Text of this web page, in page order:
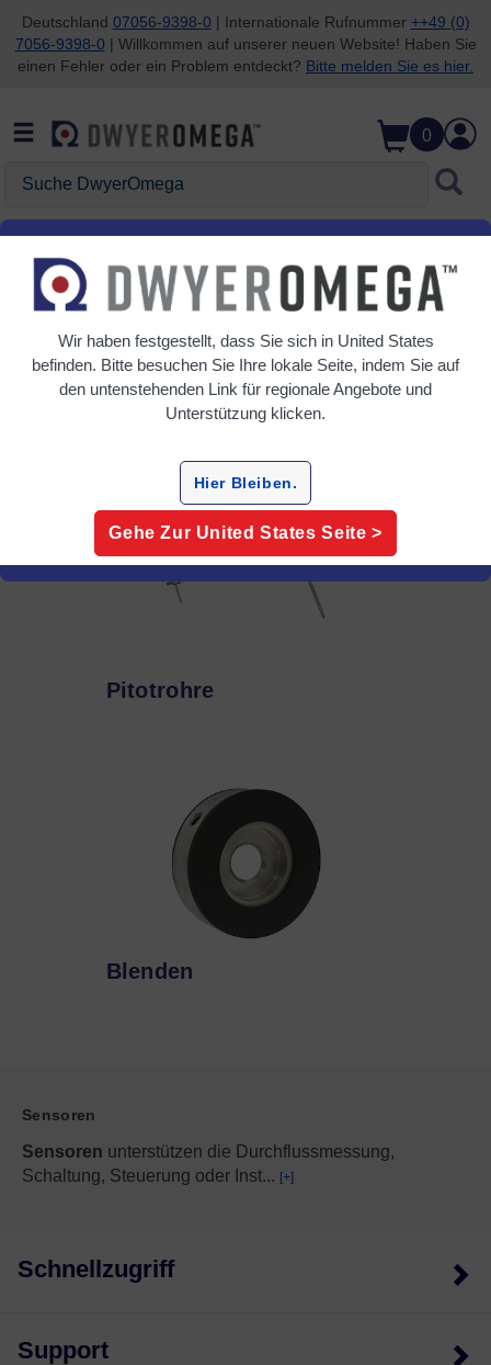
Zum Suchen überspringen
Zum Hauptinhalt überspringen
Zur Navigation überspringen
Deutschland 07056-9398-0 | Internationale Rufnummer ++49 (0)
7056-9398-0 | Willkommen auf unserer neuen Website! Haben Sie
einen Fehler oder ein Problem entdeckt? Bitte melden Sie es hier.
0
Startseite Durchfluss Sensoren
Sensoren
Pitotrohre
Blenden
Sensoren
Sensoren unterstützen die Durchflussmessung,
Schaltung, Steuerung oder Inst... [+]
Schnellzugriff
Support
Wir haben festgestellt, dass Sie sich in United States
befinden. Bitte besuchen Sie Ihre lokale Seite, indem Sie auf
den untenstehenden Link für regionale Angebote und
Unterstützung klicken.
Hier Bleiben.
Gehe Zur United States Seite >